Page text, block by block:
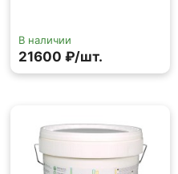
В наличии
21600 ₽/шт.